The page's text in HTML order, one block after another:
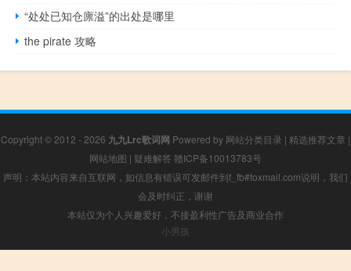
“处处已知仓廪溢”的出处是哪里
the pirate 攻略
Copyright © 2012 - 2026 九九Lrc歌词网 Powered by 网站分类目录 | 精选推荐文章 |
网站地图 | 疑难解答 赣ICP备10013783号
声明：本站内容来自互联网，如信息有错误可发邮件到f_fb#foxmail.com说明，我们
会及时纠正，谢谢
本站仅为个人兴趣爱好，不接盈利性广告及商业合作
小男孩